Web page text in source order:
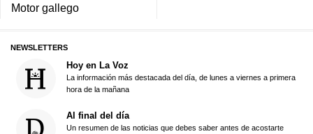
Motor gallego
NEWSLETTERS
Hoy en La Voz
La información más destacada del día, de lunes a viernes a primera
hora de la mañana
Al final del día
Un resumen de las noticias que debes saber antes de acostarte